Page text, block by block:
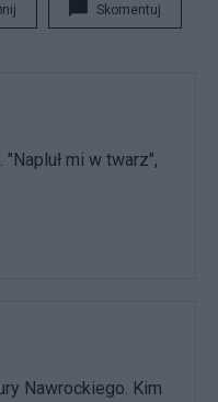
Skomentuj
mi w twarz",
Nawrockiego. Kim